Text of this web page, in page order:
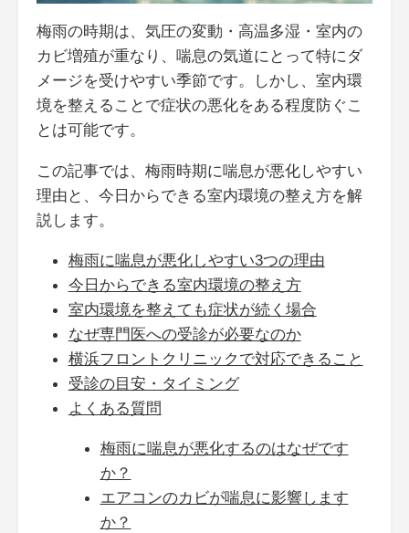
梅雨の時期は、気圧の変動・高温多湿・室内の
カビ増殖が重なり、喘息の気道にとって特にダ
メージを受けやすい季節です。しかし、室内環
境を整えることで症状の悪化をある程度防ぐこ
とは可能です。
この記事では、梅雨時期に喘息が悪化しやすい
理由と、今日からできる室内環境の整え方を解
説します。
梅雨に喘息が悪化しやすい3つの理由
今日からできる室内環境の整え方
室内環境を整えても症状が続く場合
なぜ専門医への受診が必要なのか
横浜フロントクリニックで対応できること
受診の目安・タイミング
よくある質問
梅雨に喘息が悪化するのはなぜです
か？
エアコンのカビが喘息に影響します
か？